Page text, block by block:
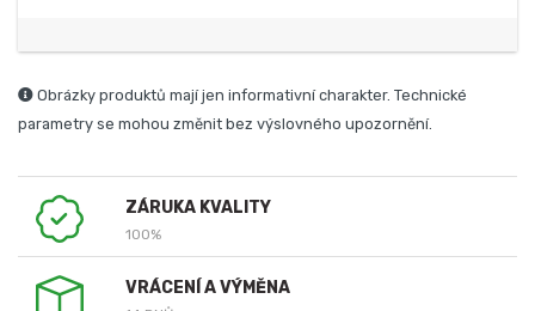
Obrázky produktů mají jen informativní charakter. Technické
parametry se mohou změnit bez výslovného upozornění.
ZÁRUKA KVALITY
100%
VRÁCENÍ A VÝMĚNA